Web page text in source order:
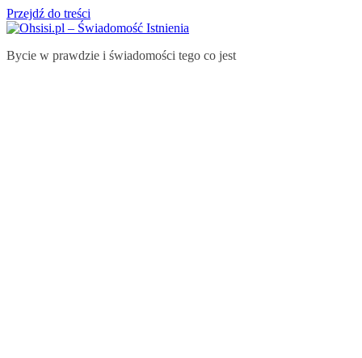
Przejdź do treści
Bycie w prawdzie i świadomości tego co jest